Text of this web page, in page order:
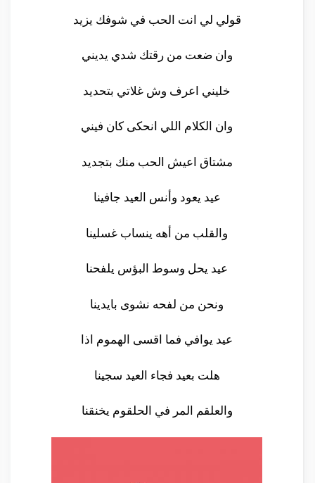
قولي لي انت الحب في شوفك يزيد
وان ضعت من رقتك شدي يديني
خليني اعرف وش غلاتي بتحديد
وان الكلام اللي انحكى كان فيني
مشتاق اعيش الحب منك بتجديد
عيد يعود وأنس العيد جافينا
والقلب من أهه ينساب غسلينا
عيد يحل وسوط البؤس يلفحنا
ونحن من لفحه نشوى بايدينا
عيد يوافي فما اقسى الهموم اذا
هلت بعيد فجاء العيد سجينا
والعلقم المر في الحلقوم يخنقنا